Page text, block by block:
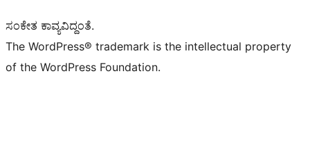
ಸಂಕೇತ ಕಾವ್ಯವಿದ್ದಂತೆ.
The WordPress® trademark is the intellectual property
of the WordPress Foundation.